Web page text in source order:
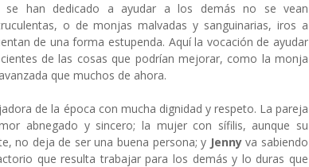
se han dedicado a ayudar a los demás no se vean
o de monjas malvadas y sanguinarias, iros a
de una forma estupenda. Aquí la vocación de ayudar
de las cosas que podrían mejorar, como la monja
que muchos de ahora.
de la época con mucha dignidad y respeto. La pareja
abnegado y sincero; la mujer con sífilis, aunque su
no deja de ser una buena persona; y Jennyva sabiendo
que resulta trabajar para los demás y lo duras que